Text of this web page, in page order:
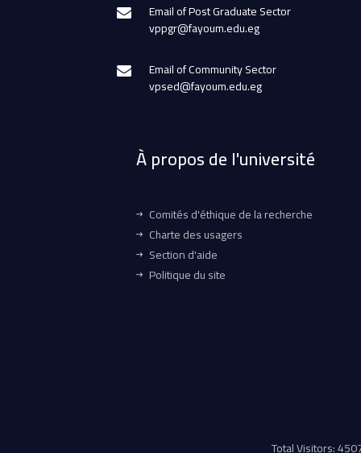
Email of Post Graduate Sector
vppgr@fayoum.edu.eg
Email of Community Sector
vpsed@fayoum.edu.eg
À propos de l'université
Comités d'éthique de la recherche
Charte des usagers
Section d'aide
Politique du site
Total Visitors: